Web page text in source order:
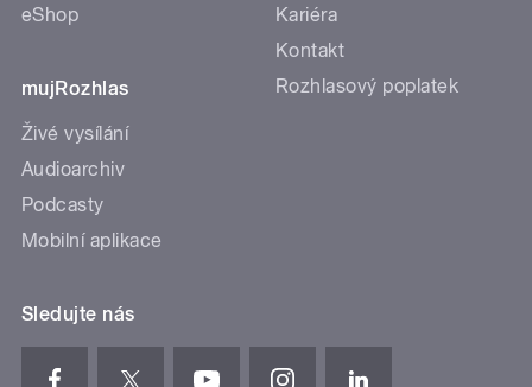
eShop
mujRozhlas
Živé vysílání
Audioarchiv
Podcasty
Mobilní aplikace
Kariéra
Kontakt
Rozhlasový poplatek
Sledujte nás